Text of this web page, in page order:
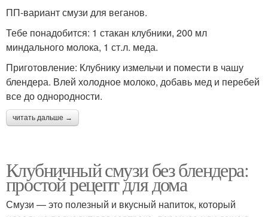
ПП-вариант смузи для веганов.
Тебе понадобится: 1 стакан клубники, 200 мл
миндального молока, 1 ст.л. меда.
Приготовление: Клубнику измельчи и помести в чашу
блендера. Влей холодное молоко, добавь мед и перебей
все до однородности.
читать дальше →
Клубничный смузи без блендера:
простой рецепт для дома
Смузи — это полезный и вкусный напиток, который